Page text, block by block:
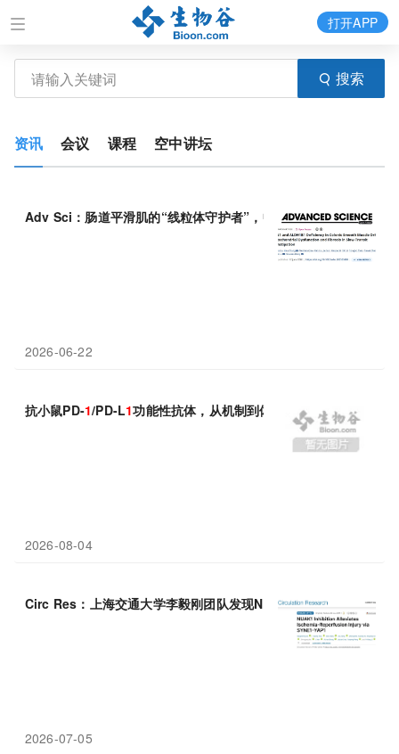
搜索
打开APP
资讯 会议 课程 空中讲坛
Adv Sci：肠道平滑肌的“线粒体守护者”，中国学者发现BIN1与
2026-06-22
抗小鼠PD-1/PD-L1功能性抗体，从机制到体内实验设计
2026-08-04
Circ Res：上海交通大学李毅刚团队发现NUAK1-SYNE -YAP1
2026-07-05